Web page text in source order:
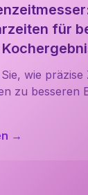
für
wie präzise
zu besseren
→